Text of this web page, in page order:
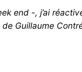
end -, j’ai
Guillaume